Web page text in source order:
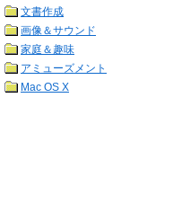
文書作成
画像＆サウンド
家庭＆趣味
アミューズメント
Mac OS X